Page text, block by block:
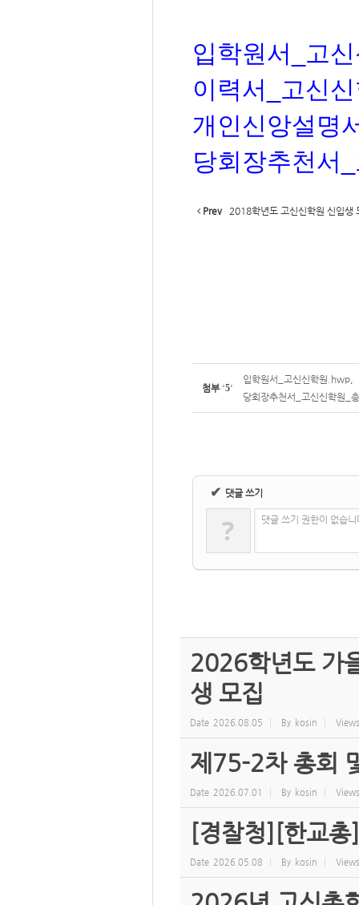
입학원서_고
이력서_고신
개인신앙설명
당회장추천서
Prev 2018학년도 고신신학원 신입생
첨부 '5'
입학원서_고신신학원.hwp,
당회장추천서_고신신학원_
✔ 댓글 쓰기
? 댓글 쓰기 권한이 없습
2026학년도 가
생 모집
Date 2026.08.05 By kosin Views
제75-2차 총회
Date 2026.07.01 By kosin Views
[경찰청][한교총
Date 2026.05.08 By kosin Views